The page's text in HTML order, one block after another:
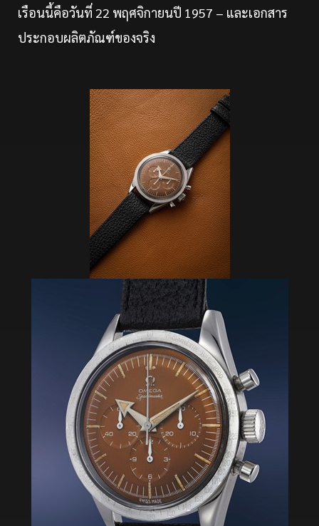
เรือนนี้คือวันที่ 22 พฤศจิกายนปี 1957 – และเอกสาร
ประกอบผลิตภัณฑ์ของจริง